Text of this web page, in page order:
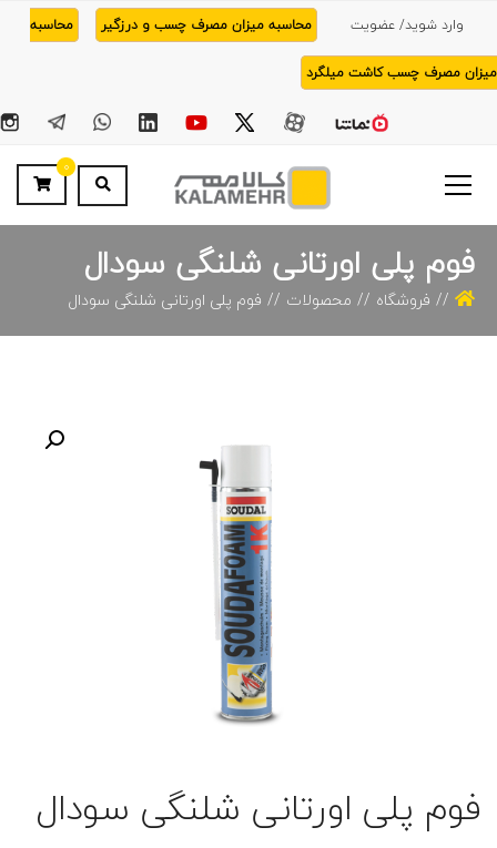
وارد شوید/ عضویت محاسبه میزان مصرف چسب و درزگیر محاسبه
میزان مصرف چسب کاشت میلگرد
0
فوم پلی اورتانی شلنگی سودال
فروشگاه محصولات فوم پلی اورتانی شلنگی سودال
فوم پلی اورتانی شلنگی سودال